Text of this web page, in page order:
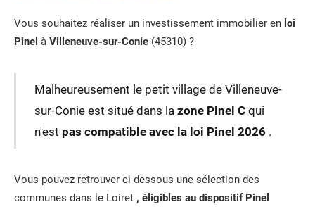
Vous souhaitez réaliser un investissement immobilier en loi
Pinel à Villeneuve-sur-Conie (45310) ?
Malheureusement le petit village de Villeneuve-
sur-Conie est situé dans la zone Pinel Cqui
n'est pas compatible avec la loi Pinel 2026 .
Vous pouvez retrouver ci-dessous une sélection des
communes dans le Loiret , éligibles au dispositif Pinel